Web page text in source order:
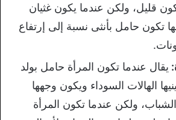
قليل، ولكن عندما يكون غثيان
تكون حامل بأنثى نسبة إلى إرتفاع
يقال عندما تكون المرأة حامل بولد
الهالات السوداء ويكون وجهها
ولكن عندما تكون المرأة